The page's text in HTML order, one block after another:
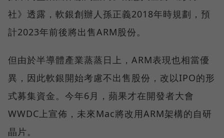
社》透露，軟銀創辦人孫正義2018年時規劃，預
計2023年前後將出售ARM股份。
但由於半導體產業蒸蒸日上，ARM表現也相當優
異，因此軟銀開始考慮不出售股份，改以IPO的形
式募集資金。今年6月，蘋果才在開發者大會
WWDC上宣佈，未來Mac將改用ARM架構的自研
晶片。